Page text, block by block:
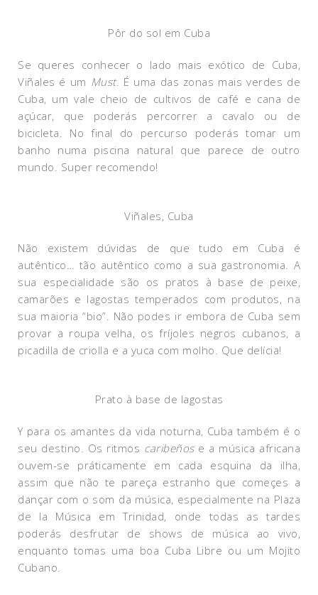
Pôr do sol em Cuba
Se queres conhecer o lado mais exótico de Cuba,
Viñales é um Must. É uma das zonas mais verdes de
Cuba, um vale cheio de cultivos de café e cana de
açúcar, que poderás percorrer a cavalo ou de
bicicleta. No final do percurso poderás tomar um
banho numa piscina natural que parece de outro
mundo. Super recomendo!
Viñales, Cuba
Não existem dúvidas de que tudo em Cuba é
autêntico… tão autêntico como a sua gastronomia. A
sua especialidade são os pratos à base de peixe,
camarões e lagostas temperados com produtos, na
sua maioria “bio”. Não podes ir embora de Cuba sem
provar a roupa velha, os fríjoles negros cubanos, a
picadilla de criolla e a yuca com molho. Que delícia!
Prato à base de lagostas
Y para os amantes da vida noturna, Cuba também é o
seu destino. Os ritmos caribeñose a música africana
ouvem-se práticamente em cada esquina da ilha,
assim que não te pareça estranho que começes a
dançar com o som da música, especialmente na Plaza
de la Música em Trinidad, onde todas as tardes
poderás desfrutar de shows de música ao vivo,
enquanto tomas uma boa Cuba Libre ou um Mojito
Cubano.